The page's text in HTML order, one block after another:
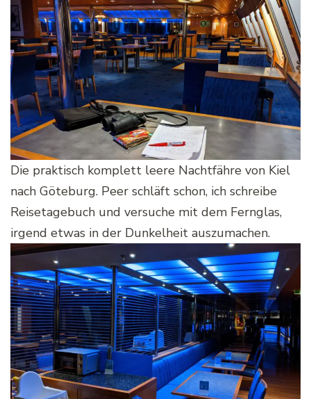
Die praktisch komplett leere Nachtfähre von Kiel
nach Göteburg. Peer schläft schon, ich schreibe
Reisetagebuch und versuche mit dem Fernglas,
irgend etwas in der Dunkelheit auszumachen.